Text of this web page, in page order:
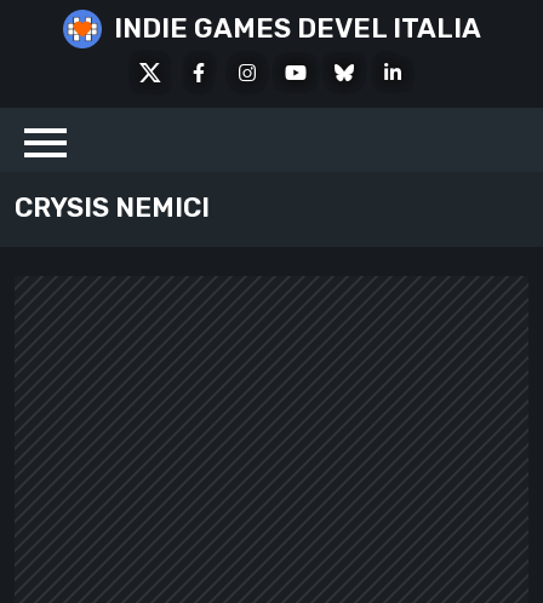
INDIE GAMES DEVEL ITALIA
FacebookInstagramYoutubeBlueskyLinkedIn
CRYSIS NEMICI